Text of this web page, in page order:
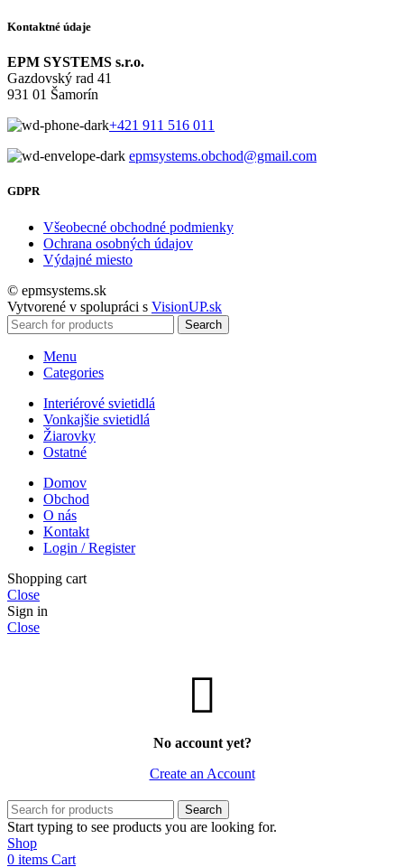
Kontaktné údaje
EPM SYSTEMS s.r.o.
Gazdovský rad 41
931 01 Šamorín
+421 911 516 011
epmsystems.obchod@gmail.com
GDPR
Všeobecné obchodné podmienky
Ochrana osobných údajov
Výdajné miesto
© epmsystems.sk
Vytvorené v spolupráci s VisionUP.sk
Search
Menu
Categories
Interiérové svietidlá
Vonkajšie svietidlá
Žiarovky
Ostatné
Domov
Obchod
O nás
Kontakt
Login / Register
Shopping cart
Close
Sign in
Close
No account yet?
Create an Account
Search
Start typing to see products you are looking for.
Shop
0 items Cart